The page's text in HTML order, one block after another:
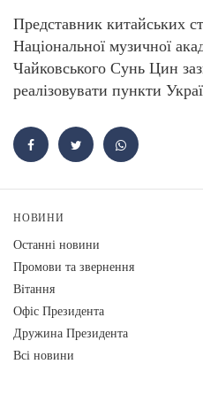
Представник китайських
Національної музичної
Чайковського Сунь Цин
реалізовувати пункти
НОВИНИ
Останні новини
Промови та звернення
Вiтання
Офіс Президента
Дружина Президента
Всі новини